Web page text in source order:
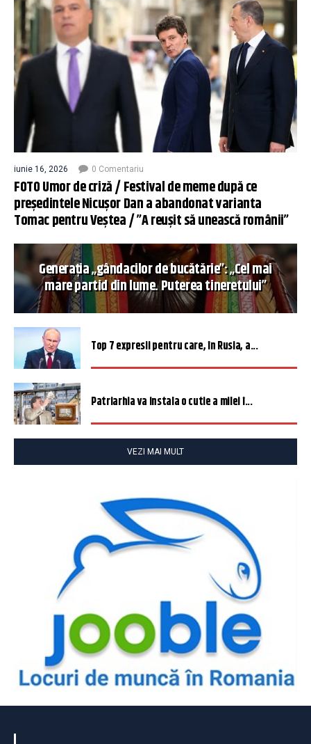
iunie 16, 2026 0 Comentariu
FOTO Umor de criză / Festival de meme după ce
președintele Nicușor Dan a abandonat varianta
Tomac pentru Veștea / ”A reușit să unească românii”
Generația „gândacilor de bucătărie”: „Cel mai
mare partid din lume. Puterea tineretului”
Top 7 expresii pentru care, în Rusia, a...
Patriarhia va instala o cutie a milei î...
VEZI MAI MULT